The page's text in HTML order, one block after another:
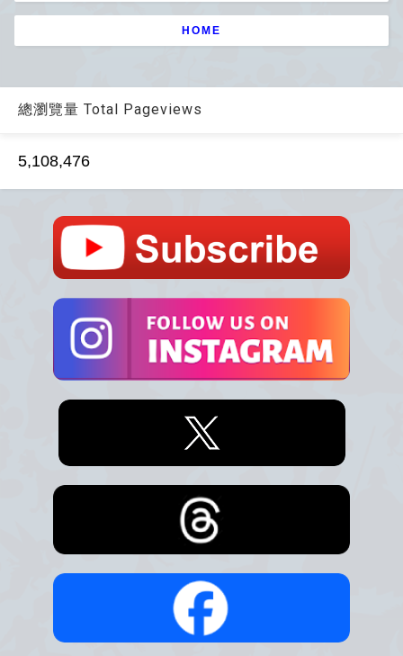
HOME
總瀏覽量 Total Pageviews
5,108,476